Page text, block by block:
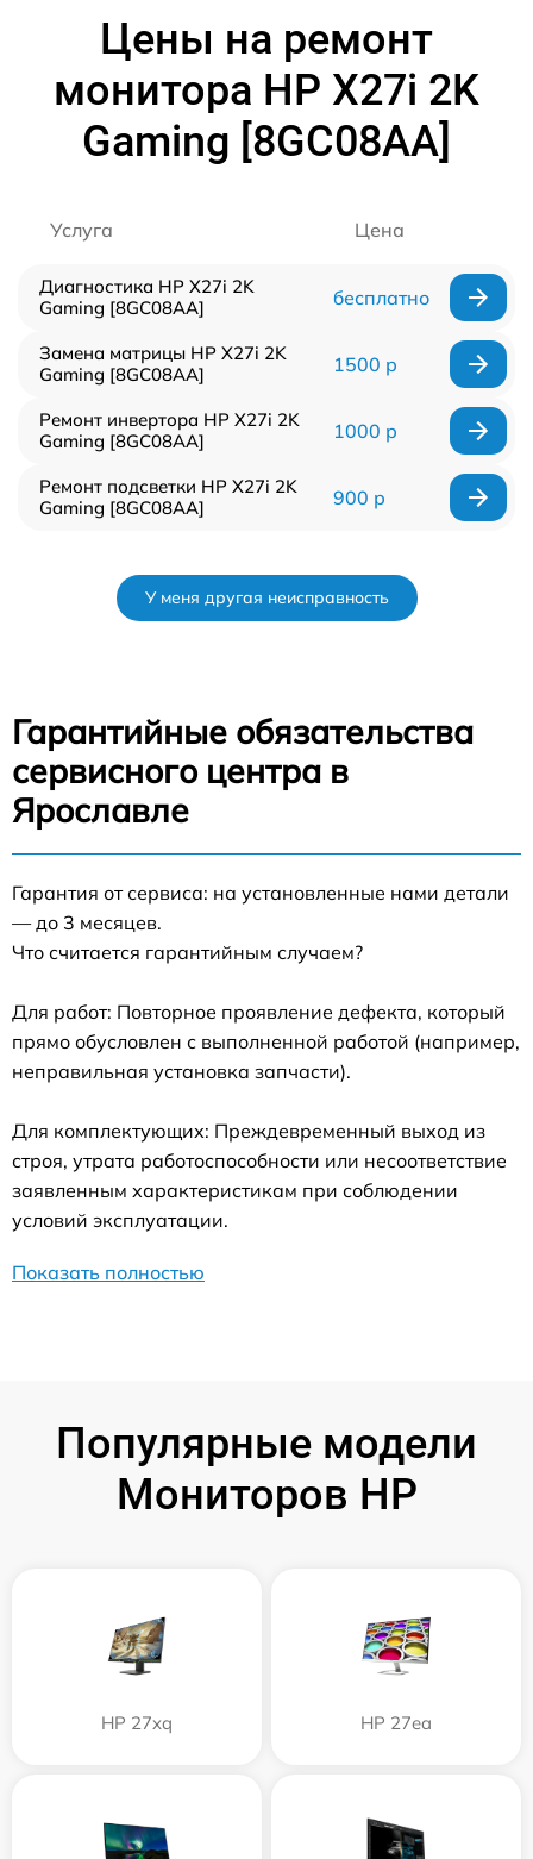
Цены на ремонт
монитора HP X27i 2K
Gaming [8GC08AA]
Услуга Цена
Диагностика HP X27i 2K
Gaming [8GC08AA]
бесплатно
Замена матрицы HP X27i 2K
Gaming [8GC08AA]
1500 р
Ремонт инвертора HP X27i 2K
Gaming [8GC08AA]
1000 р
Ремонт подсветки HP X27i 2K
Gaming [8GC08AA]
900 р
У меня другая неисправность
Гарантийные обязательства
сервисного центра в
Ярославле
Гарантия от сервиса: на установленные нами детали
— до 3 месяцев.
Что считается гарантийным случаем?
Для работ: Повторное проявление дефекта, который
прямо обусловлен с выполненной работой (например,
неправильная установка запчасти).
Для комплектующих: Преждевременный выход из
строя, утрата работоспособности или несоответствие
заявленным характеристикам при соблюдении
условий эксплуатации.
Показать полностью
Популярные модели
Мониторов HP
HP 27xq HP 27ea